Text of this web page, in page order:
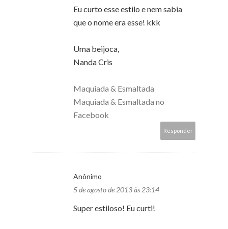
Eu curto esse estilo e nem sabia
que o nome era esse! kkk
Uma beijoca,
Nanda Cris
Maquiada & Esmaltada
Maquiada & Esmaltada no
Facebook
Responder
Anônimo
5 de agosto de 2013 às 23:14
Super estiloso! Eu curti!